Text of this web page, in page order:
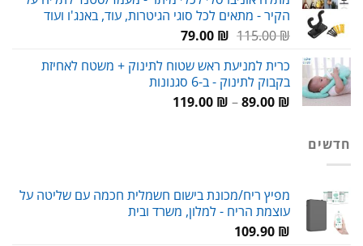
הקיר - מתאים לכל סוגי הגיטרות, עוד, באנג'ו ועוד
115.00₪
המחיר
היה:
115.00 ₪.
79.00 ₪
המחיר
הוא:
79.00 ₪.
כרית למניעת ראש שטוח לתינוק + משטח לאחיזת
בקבוק לתינוק - ב-6 סגנונות
89.00 ₪
–
119.00 ₪
חדשים
מפיץ ריח/מכונת בישום חשמלית חכמה עם שליטה על
עוצמת הריח - למלון, משרד ובית
109.90 ₪